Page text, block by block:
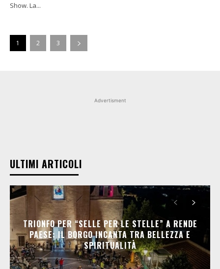
Show. La...
1 2 3
Advertisment
ULTIMI ARTICOLI
TRIONFO PER “SELLE PER LE STELLE” A RENDE
PAESE: IL BORGO INCANTA TRA BELLEZZA E
SPIRITUALITÀ